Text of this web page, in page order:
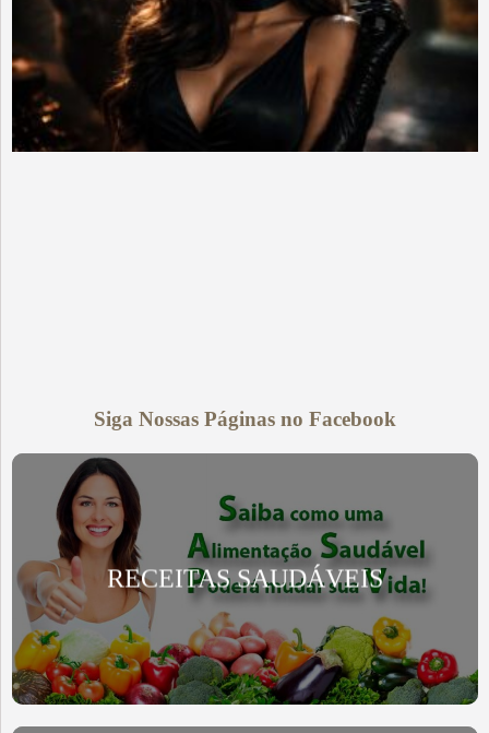
Siga Nossas Páginas no Facebook
RECEITAS SAUDÁVEIS